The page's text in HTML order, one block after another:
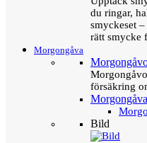
du ringar,
smyckeset
rätt smycke
Morgongåva
försäkring
Morgongåva
Bild